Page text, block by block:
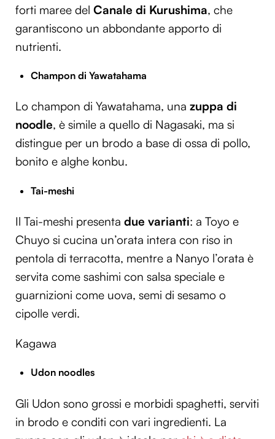
forti maree del Canale di Kurushima, che
garantiscono un abbondante apporto di
nutrienti.
Champon di Yawatahama
Lo champon di Yawatahama, una zuppa di
noodle, è simile a quello di Nagasaki, ma si
distingue per un brodo a base di ossa di pollo,
bonito e alghe konbu.
Tai-meshi
Il Tai-meshi presenta due varianti: a Toyo e
Chuyo si cucina un’orata intera con riso in
pentola di terracotta, mentre a Nanyo l’orata è
servita come sashimi con salsa speciale e
guarnizioni come uova, semi di sesamo o
cipolle verdi.
Kagawa
Udon noodles
Gli Udon sono grossi e morbidi spaghetti, serviti
in brodo e conditi con vari ingredienti. La